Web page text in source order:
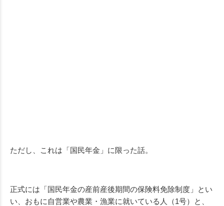
ただし、これは「国民年金」に限った話。
正式には「国民年金の産前産後期間の保険料免除制度」とい
い、おもに自営業や農業・漁業に就いている人（1号）と、